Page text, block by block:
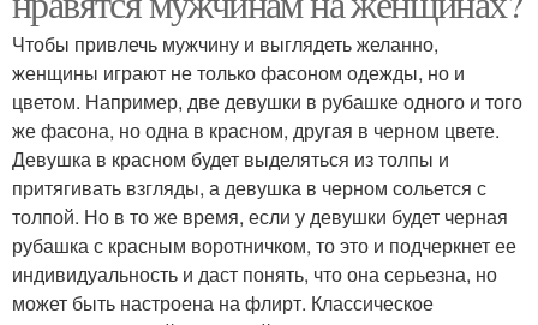
Чтобы привлечь мужчину и выглядеть желанно,
женщины играют не только фасоном одежды, но и
цветом. Например, две девушки в рубашке одного и того
же фасона, но одна в красном, другая в черном цвете.
Девушка в красном будет выделяться из толпы и
притягивать взгляды, а девушка в черном сольется с
толпой. Но в то же время, если у девушки будет черная
рубашка с красным воротничком, то это и подчеркнет ее
индивидуальность и даст понять, что она серьезна, но
может быть настроена на флирт. Классическое